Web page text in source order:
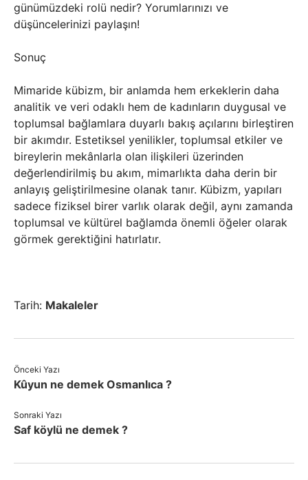
günümüzdeki rolü nedir? Yorumlarınızı ve
düşüncelerinizi paylaşın!
Sonuç
Mimaride kübizm, bir anlamda hem erkeklerin daha
analitik ve veri odaklı hem de kadınların duygusal ve
toplumsal bağlamlara duyarlı bakış açılarını birleştiren
bir akımdır. Estetiksel yenilikler, toplumsal etkiler ve
bireylerin mekânlarla olan ilişkileri üzerinden
değerlendirilmiş bu akım, mimarlıkta daha derin bir
anlayış geliştirilmesine olanak tanır. Kübizm, yapıları
sadece fiziksel birer varlık olarak değil, aynı zamanda
toplumsal ve kültürel bağlamda önemli öğeler olarak
görmek gerektiğini hatırlatır.
Tarih: Makaleler
Önceki Yazı
Kûyun ne demek Osmanlıca ?
Sonraki Yazı
Saf köylü ne demek ?